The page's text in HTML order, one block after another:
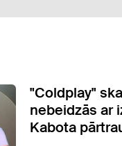
"Coldplay"
nebeidzās ar
Kabota